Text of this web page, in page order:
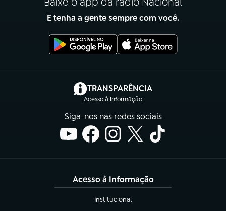
E tenha a gente sempre com você.
TRANSPARÊNCIA
Acesso à Informação
(abre em nova aba)
Siga-nos nas redes sociais
Acesso à Informação
Institucional
(abre em nova aba)